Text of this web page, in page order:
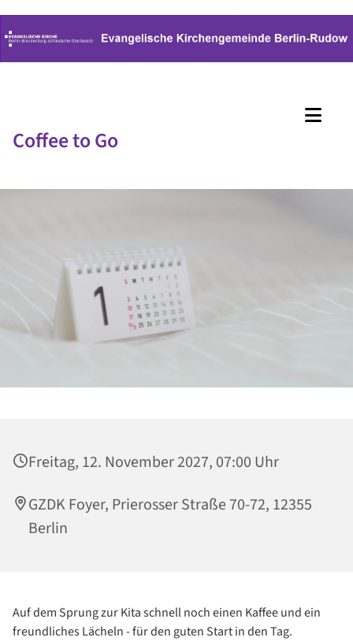
Coffee to Go
Freitag, 12. November 2027, 07:00 Uhr
GZDK Foyer, Prierosser Straße 70-72, 12355
Berlin
Auf dem Sprung zur Kita schnell noch einen Kaffee und ein
freundliches Lächeln - für den guten Start in den Tag.